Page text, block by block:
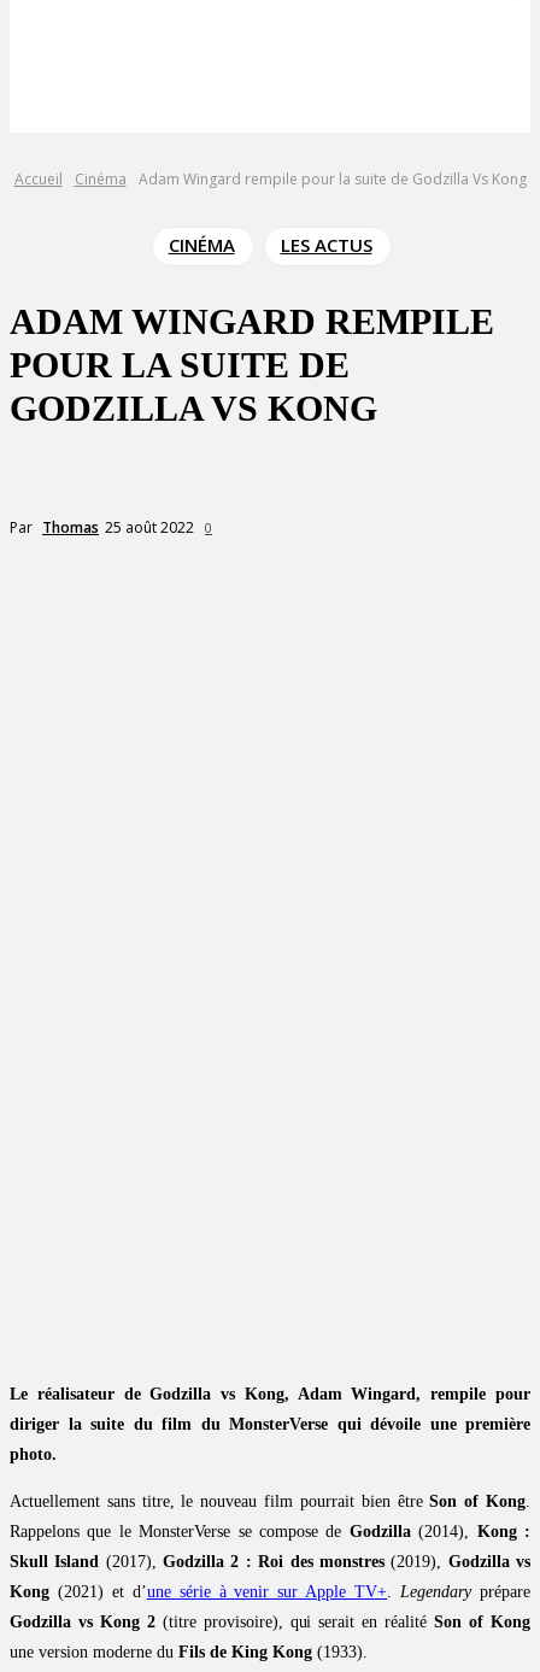
Accueil Cinéma Adam Wingard rempile pour la suite de Godzilla Vs Kong
CINÉMA LES ACTUS
ADAM WINGARD REMPILE
POUR LA SUITE DE
GODZILLA VS KONG
Par Thomas 25 août 2022 0
Le réalisateur de Godzilla vs Kong, Adam Wingard, rempile pour
diriger la suite du film du MonsterVerse qui dévoile une première
photo.
Actuellement sans titre, le nouveau film pourrait bien êtreSon of Kong.
Rappelons que le MonsterVerse se compose de Godzilla(2014), Kong :
Skull Island (2017),Godzilla 2 : Roi des monstres(2019), Godzilla vs
Kong (2021) et d’une série à venir sur Apple TV+.Legendaryprépare
Godzilla vs Kong 2(titre provisoire), qui serait en réalitéSon of Kong
une version moderne du Fils de King Kong (1933).